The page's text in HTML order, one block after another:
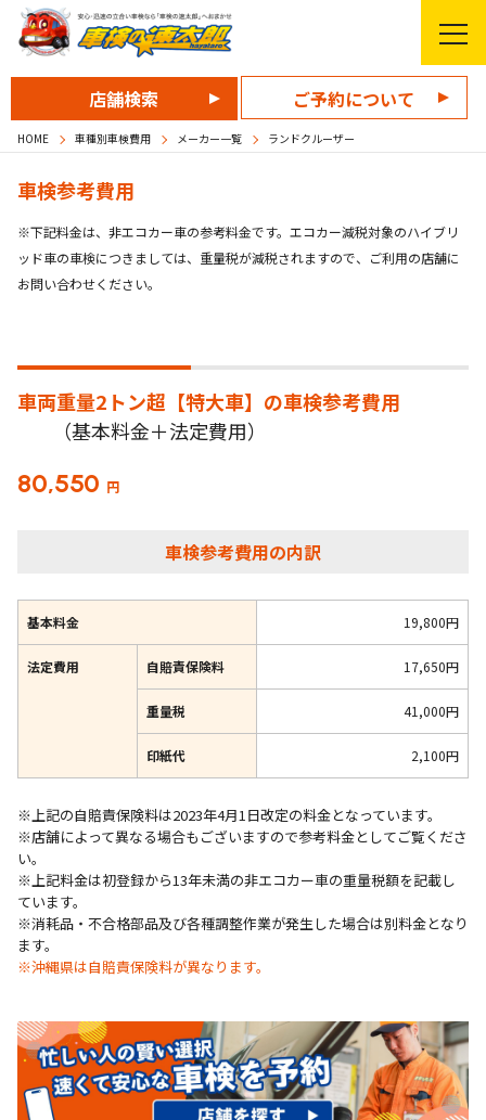
店舗検索 ご予約について
HOME 車種別車検費用 メーカー一覧 ランドクルーザー
車検参考費用
※下記料金は、非エコカー車の参考料金です。エコカー減税対象のハイブリ
ッド車の車検につきましては、重量税が減税されますので、ご利用の店舗に
お問い合わせください。
車両重量2トン超【特大車】の車検参考費用
（基本料金＋法定費用）
80,550 円
車検参考費用の内訳
基本料金 19,800円
法定費用 自賠責保険料 17,650円
重量税 41,000円
印紙代 2,100円
※上記の自賠責保険料は2023年4月1日改定の料金となっています。
※店舗によって異なる場合もございますので参考料金としてご覧くださ
い。
※上記料金は初登録から13年未満の非エコカー車の重量税額を記載し
ています。
※消耗品・不合格部品及び各種調整作業が発生した場合は別料金となり
ます。
※沖縄県は自賠責保険料が異なります。